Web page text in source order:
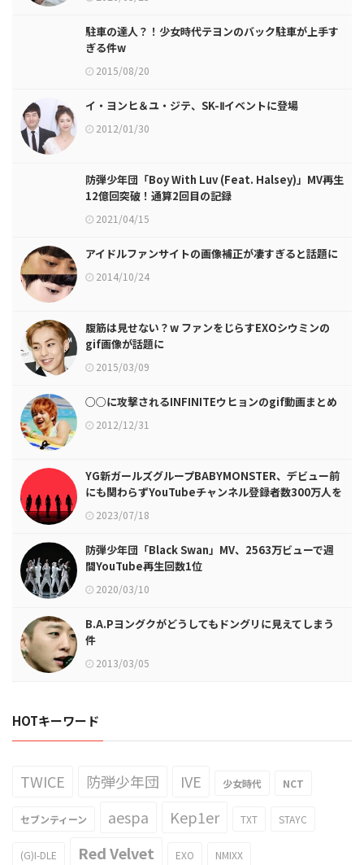
駐車の達人？！少女時代テヨンのバック駐車が上手す
ぎる件w
2015/08/20
イ・ヨンヒ＆ユ・ジテ、SK-Ⅱイベントに登場
2012/01/30
防弾少年団「Boy With Luv (Feat. Halsey)」MV再生
12億回突破！通算2回目の記録
2021/04/15
アイドルファンサイトの画像補正が凄すぎると話題に
2014/10/24
腹筋は見せない？w ファンをじらすEXOシウミンの
gif画像が話題に
2015/03/09
○○に攻撃されるINFINITEウヒョンのgif動画まとめ
2012/12/31
YG新ガールズグループBABYMONSTER、デビュー前
にも関わらずYouTubeチャンネル登録者数300万人を
達成！
2023/07/18
防弾少年団「Black Swan」MV、2563万ビューで週
間YouTube再生回数1位
2020/03/10
B.A.Pヨングクがどうしてもドングリに見えてしまう
件
2013/03/05
HOTキーワード
TWICE 防弾少年団 IVE 少女時代 NCT
セブンティーン aespa Kep1er TXT STAYC
(G)I-DLE Red Velvet EXO NMIXX